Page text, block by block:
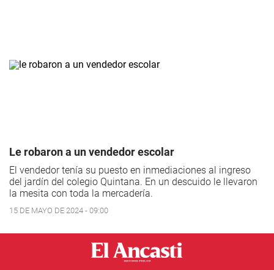
Le robaron a un vendedor escolar
El vendedor tenía su puesto en inmediaciones al ingreso
del jardín del colegio Quintana. En un descuido le llevaron
la mesita con toda la mercadería.
15 DE MAYO DE 2024 - 09:00